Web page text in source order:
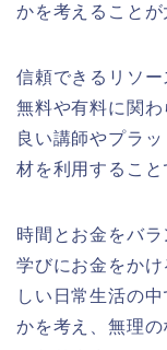
かを考えることが
信頼できるリソー
無料や有料に関
良い講師やプラ
材を利用すること
時間とお金をバ
学びにお金をか
しい日常生活の
かを考え、無理